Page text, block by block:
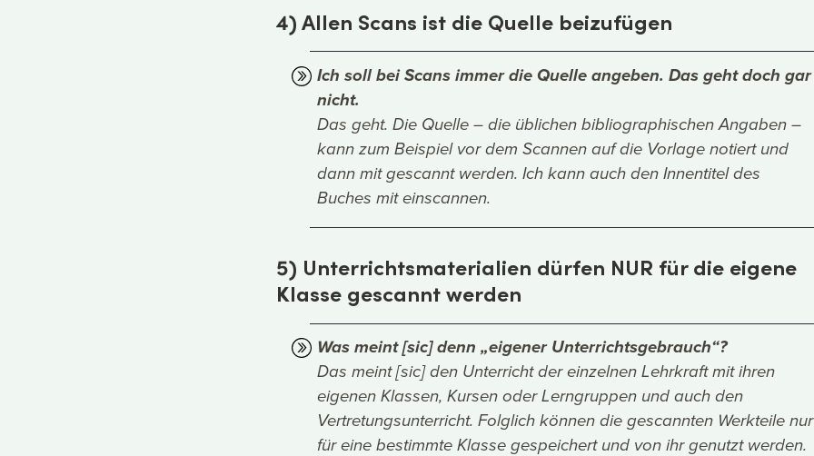
4) Allen Scans ist die Quelle beizufügen
Ich soll bei Scans immer die Quelle angeben. Das geht doch gar
nicht.
Das geht. Die Quelle – die üblichen bibliographischen Angaben –
kann zum Beispiel vor dem Scannen auf die Vorlage notiert und
dann mit gescannt werden. Ich kann auch den Innentitel des
Buches mit einscannen.
5) Unterrichtsmaterialien dürfen NUR für die eigene
Klasse gescannt werden
Was meint [sic] denn „eigener Unterrichtsgebrauch“?
Das meint [sic] den Unterricht der einzelnen Lehrkraft mit ihren
eigenen Klassen, Kursen oder Lerngruppen und auch den
Vertretungsunterricht. Folglich können die gescannten Werkteile nur
für eine bestimmte Klasse gespeichert und von ihr genutzt werden.